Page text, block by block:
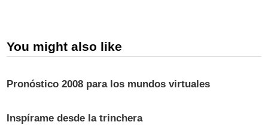
You might also like
Pronóstico 2008 para los mundos virtuales
Inspírame desde la trinchera